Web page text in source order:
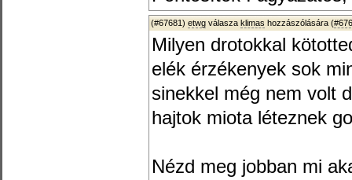
(#67681) etwg válasza klimas hozzászólására (
Milyen drotokkal
elék érzékenyek sok
sinekkel még nem volt
hajtok miota léteznek
Nézd meg jobban mi